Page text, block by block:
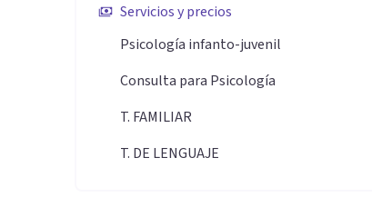
Servicios y precios
Psicología infanto-juvenil
Consulta para Psicología
T. FAMILIAR
T. DE LENGUAJE